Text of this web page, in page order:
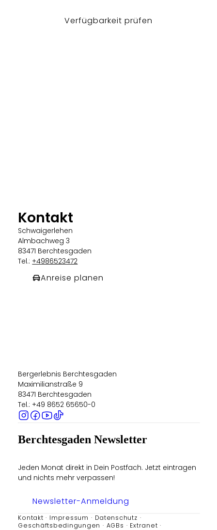
Verfügbarkeit prüfen
Kontakt
Schwaigerlehen
Almbachweg 3
83471 Berchtesgaden
Tel.:+4986523472
Anreise planen
Bergerlebnis Berchtesgaden
Maximilianstraße 9
83471 Berchtesgaden
Tel.: +49 8652 65650-0
Berchtesgaden Newsletter
Jeden Monat direkt in Dein Postfach. Jetzt eintragen
und nichts mehr verpassen!
Newsletter-Anmeldung
Kontakt Impressum
Datenschutz
Geschäftsbedingungen
AGBs
Extranet